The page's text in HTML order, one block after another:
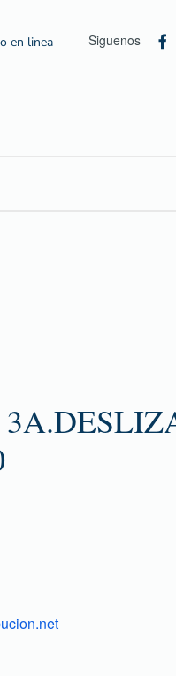
en linea Siguenos